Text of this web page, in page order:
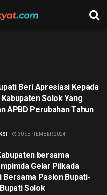
Beri Apresiasi Kepada
Kabupaten Solok Yang
APBD Perubahan Tahun
30 SEPTEMBER 2024
bersama
Gelar Pilkada
Bersama Paslon Bupati-
Solok